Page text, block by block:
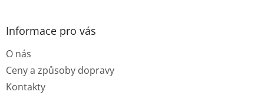
Informace pro vás
O nás
Ceny a způsoby dopravy
Kontakty